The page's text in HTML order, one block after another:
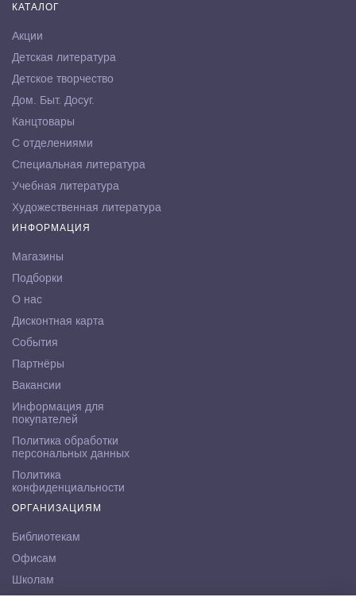
КАТАЛОГ
Акции
Детская литература
Детское творчество
Дом. Быт. Досуг.
Канцтовары
С отделениями
Специальная литература
Учебная литература
Художественная литература
ИНФОРМАЦИЯ
Магазины
Подборки
О нас
Дисконтная карта
События
Партнёры
Вакансии
Информация для
покупателей
Политика обработки
персональных данных
Политика
конфиденциальности
ОРГАНИЗАЦИЯМ
Библиотекам
Офисам
Школам